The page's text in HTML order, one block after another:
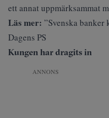
ett annat uppmärksammat
Läs mer: ”Svenska
Dagens PS
Kungen har dragits in
ANNONS